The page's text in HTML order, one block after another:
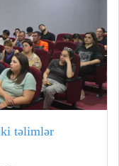
təlimlər